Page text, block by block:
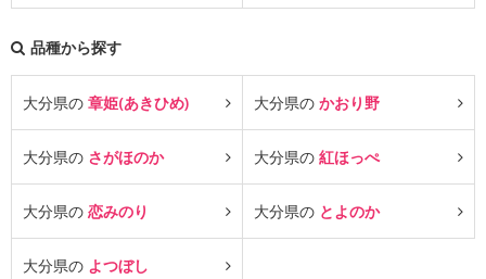
品種から探す
大分県の 章姫(あきひめ) 大分県の かおり野
大分県の さがほのか 大分県の 紅ほっぺ
大分県の 恋みのり 大分県の とよのか
大分県の よつぼし